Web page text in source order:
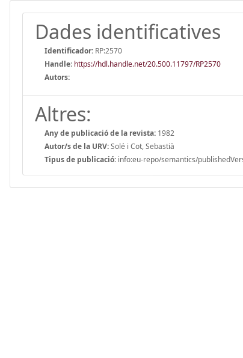
Dades identificatives
Identificador: RP:2570
Handle: https://hdl.handle.net/20.500.11797/RP2570
Autors:
Altres:
Any de publicació de la revista: 1982
Autor/s de la URV:Solé i Cot, Sebastià
Tipus de publicació: info:eu-repo/semantics/